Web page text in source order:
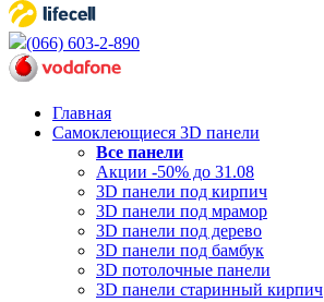
(066) 603-2-890
Главная
Самоклеющиеся 3D панели
Все панели
Акции -50% до 31.08
3D панели под кирпич
3D панели под мрамор
3D панели под дерево
3D панели под бамбук
3D потолочные панели
3D панели старинный кирпич